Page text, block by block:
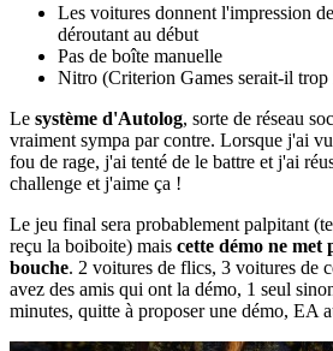
Les voitures donnent l'impression
déroutant au début
Pas de boîte manuelle
Nitro (Criterion Games serait-il
Le système d'Autolog, sorte de réseau
vraiment sympa par contre. Lorsque j'ai
fou de rage, j'ai tenté de le battre et j'ai
challenge et j'aime ça !
Le jeu final sera probablement palpitant
reçu la boiboite) mais cette démo ne met
bouche. 2 voitures de flics, 3 voitures de
avez des amis qui ont la démo, 1 seul
minutes, quitte à proposer une démo, EA